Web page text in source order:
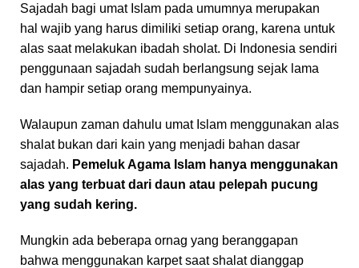
Sajadah bagi umat Islam pada umumnya merupakan
hal wajib yang harus dimiliki setiap orang, karena untuk
alas saat melakukan ibadah sholat. Di Indonesia sendiri
penggunaan sajadah sudah berlangsung sejak lama
dan hampir setiap orang mempunyainya.
Walaupun zaman dahulu umat Islam menggunakan alas
shalat bukan dari kain yang menjadi bahan dasar
sajadah. Pemeluk Agama Islam hanya menggunakan
alas yang terbuat dari daun atau pelepah pucung
yang sudah kering.
Mungkin ada beberapa ornag yang beranggapan
bahwa menggunakan karpet saat shalat dianggap